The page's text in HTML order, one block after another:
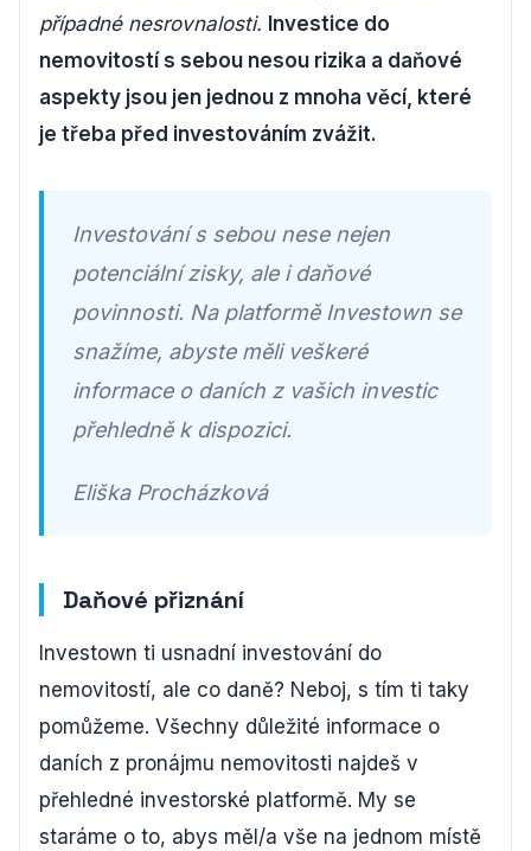
případné nesrovnalosti. Investice do
nemovitostí s sebou nesou rizika a daňové
aspekty jsou jen jednou z mnoha věcí, které
je třeba před investováním zvážit.
Investování s sebou nese nejen
potenciální zisky, ale i daňové
povinnosti. Na platformě Investown se
snažíme, abyste měli veškeré
informace o daních z vašich investic
přehledně k dispozici.
Eliška Procházková
Daňové přiznání
Investown ti usnadní investování do
nemovitostí, ale co daně? Neboj, s tím ti taky
pomůžeme. Všechny důležité informace o
daních z pronájmu nemovitosti najdeš v
přehledné investorské platformě. My se
staráme o to, abys měl/a vše na jednom místě